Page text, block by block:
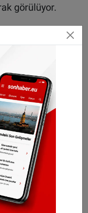
görülüyor.
hız değil
"Yavaş
yolları
hızlar
çözüm hız
ve
takip